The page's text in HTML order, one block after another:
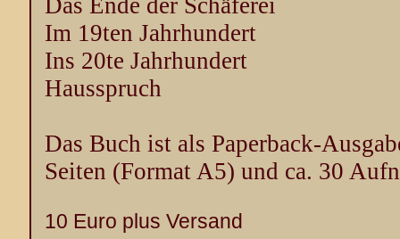
Das Ende der Schäferei
Im 19ten Jahrhundert
Ins 20te Jahrhundert
Hausspruch
Das Buch ist als Paperback-
Seiten (Format A5) und ca. 30
10 Euro plus Versand